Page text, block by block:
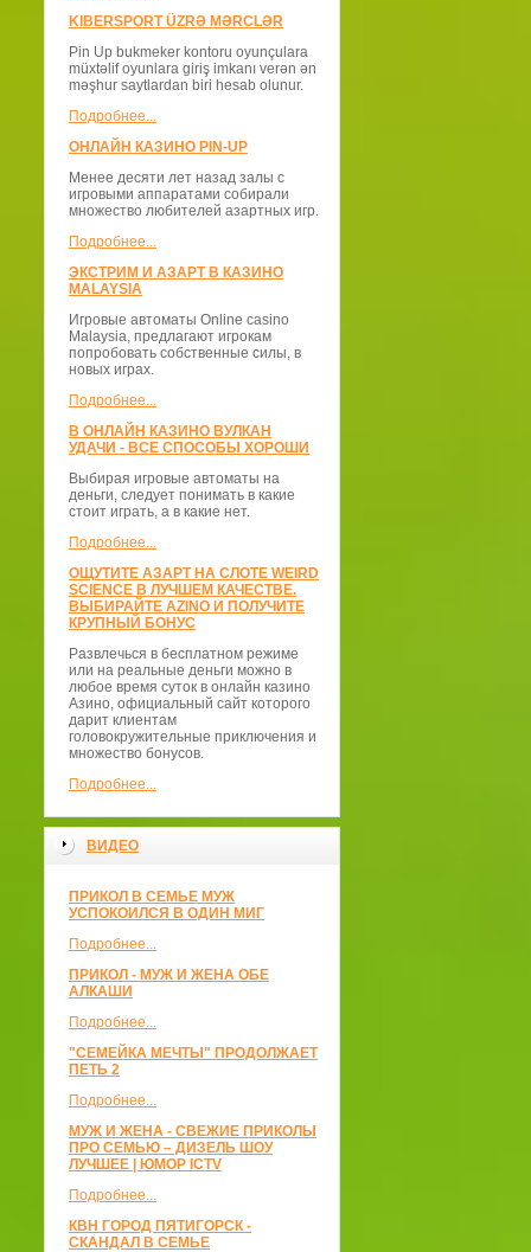
KIBERSPORT ÜZRƏ MƏRCLƏR
Pin Up bukmeker kontoru oyunçulara
müxtəlif oyunlara giriş imkanı verən ən
məşhur saytlardan biri hesab olunur.
Подробнее...
ОНЛАЙН КАЗИНО PIN-UP
Менее десяти лет назад залы с
игровыми аппаратами собирали
множество любителей азартных игр.
Подробнее...
ЭКСТРИМ И АЗАРТ В КАЗИНО
MALAYSIA
Игровые автоматы Online casino
Malaysia, предлагают игрокам
попробовать собственные силы, в
новых играх.
Подробнее...
В ОНЛАЙН КАЗИНО ВУЛКАН
УДАЧИ - ВСЕ СПОСОБЫ ХОРОШИ
Выбирая игровые автоматы на
деньги, следует понимать в какие
стоит играть, а в какие нет.
Подробнее...
ОЩУТИТЕ АЗАРТ НА СЛОТЕ WEIRD
SCIENCE В ЛУЧШЕМ КАЧЕСТВЕ.
ВЫБИРАЙТЕ AZINO И ПОЛУЧИТЕ
КРУПНЫЙ БОНУС
Развлечься в бесплатном режиме
или на реальные деньги можно в
любое время суток в онлайн казино
Азино, официальный сайт которого
дарит клиентам
головокружительные приключения и
множество бонусов.
Подробнее...
ВИДЕО
ПРИКОЛ В СЕМЬЕ МУЖ
УСПОКОИЛСЯ В ОДИН МИГ
Подробнее...
ПРИКОЛ - МУЖ И ЖЕНА ОБЕ
АЛКАШИ
Подробнее...
"СЕМЕЙКА МЕЧТЫ" ПРОДОЛЖАЕТ
ПЕТЬ 2
Подробнее...
МУЖ И ЖЕНА - СВЕЖИЕ ПРИКОЛЫ
ПРО СЕМЬЮ – ДИЗЕЛЬ ШОУ
ЛУЧШЕЕ | ЮМОР ICTV
Подробнее...
КВН ГОРОД ПЯТИГОРСК -
СКАНДАЛ В СЕМЬЕ